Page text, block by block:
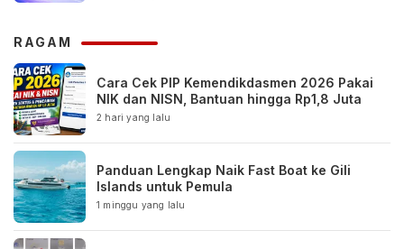
RAGAM
Cara Cek PIP Kemendikdasmen 2026 Pakai
NIK dan NISN, Bantuan hingga Rp1,8 Juta
2 hari yang lalu
Panduan Lengkap Naik Fast Boat ke Gili
Islands untuk Pemula
1 minggu yang lalu